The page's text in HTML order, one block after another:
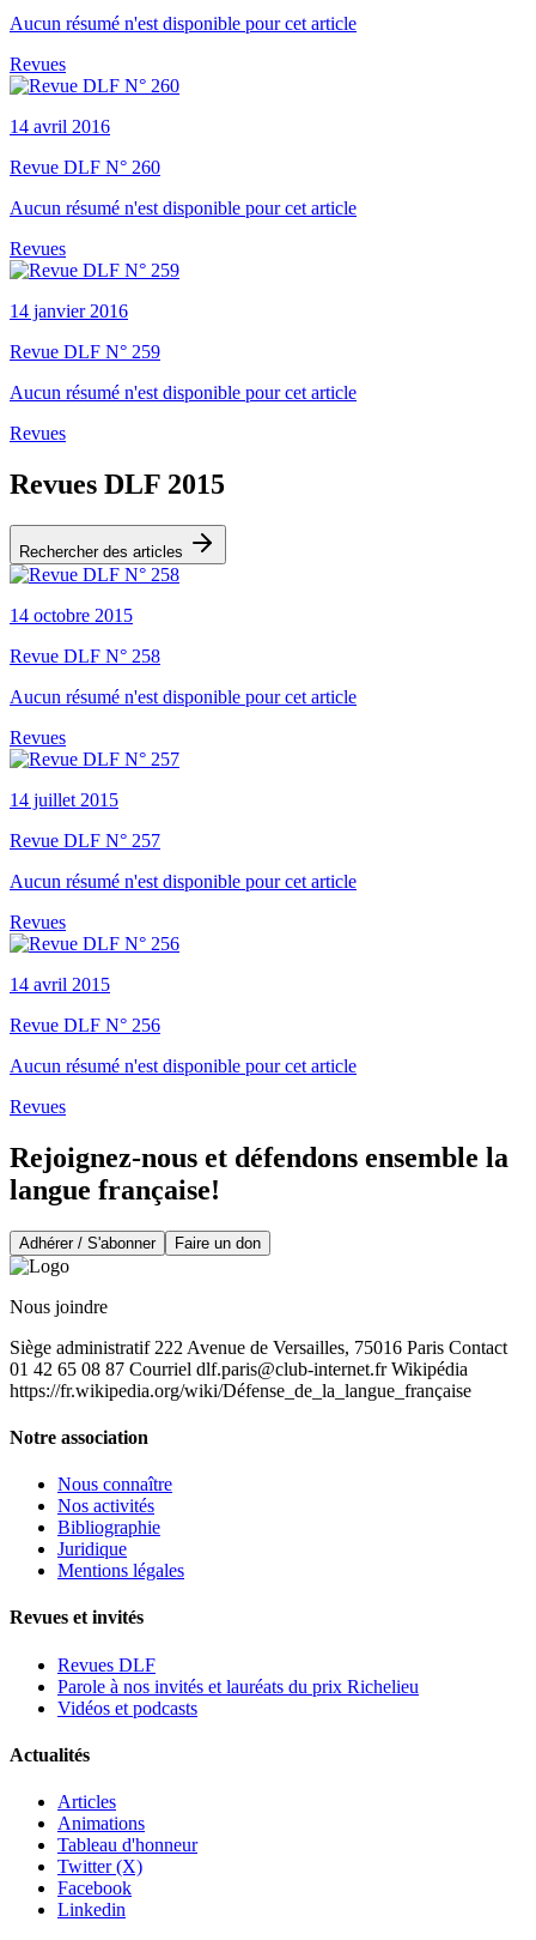
Aucun résumé n'est disponible pour cet article
Revues
14 avril 2016
Revue DLF N° 260
Aucun résumé n'est disponible pour cet article
Revues
14 janvier 2016
Revue DLF N° 259
Aucun résumé n'est disponible pour cet article
Revues
Revues DLF 2015
Rechercher des articles
14 octobre 2015
Revue DLF N° 258
Aucun résumé n'est disponible pour cet article
Revues
14 juillet 2015
Revue DLF N° 257
Aucun résumé n'est disponible pour cet article
Revues
14 avril 2015
Revue DLF N° 256
Aucun résumé n'est disponible pour cet article
Revues
Rejoignez-nous et défendons ensemble la
langue française!
Adhérer / S'abonner Faire un don
Nous joindre
Siège administratif 222 Avenue de Versailles, 75016 Paris Contact
01 42 65 08 87 Courriel dlf.paris@club-internet.frWikipédia
https://fr.wikipedia.org/wiki/Défense_de_la_langue_française
Notre association
Nous connaître
Nos activités
Bibliographie
Juridique
Mentions légales
Revues et invités
Revues DLF
Parole à nos invités et lauréats du prix Richelieu
Vidéos et podcasts
Actualités
Articles
Animations
Tableau d'honneur
Twitter (X)
Facebook
Linkedin